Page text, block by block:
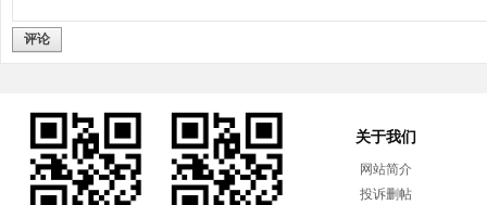
评论
关于我们
网站简介
投诉删帖